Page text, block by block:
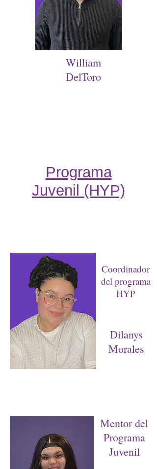
William
DelToro
Programa
Juvenil (HYP)
Coordinador
del programa
HYP
Dilanys
Morales
Mentor del
Programa
Juvenil